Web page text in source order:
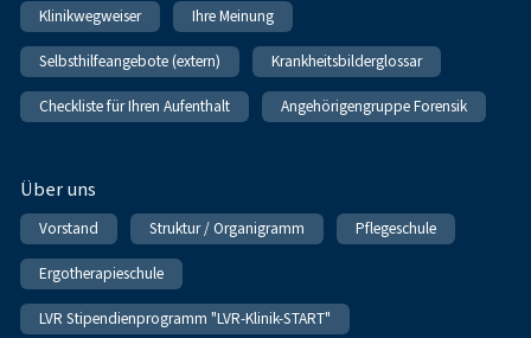
Klinikwegweiser Ihre Meinung
Selbsthilfeangebote (extern) Krankheitsbilderglossar
Checkliste für Ihren Aufenthalt Angehörigengruppe Forensik
Über uns
Vorstand Struktur / Organigramm Pflegeschule
Ergotherapieschule
LVR Stipendienprogramm "LVR-Klinik-START"